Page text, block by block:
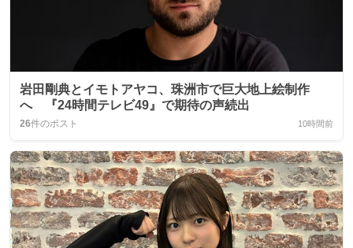
岩田剛典とイモトアヤコ、珠洲市で巨大地上絵制作
へ 『24時間テレビ49』で期待の声続出
26件のポスト 10時間前